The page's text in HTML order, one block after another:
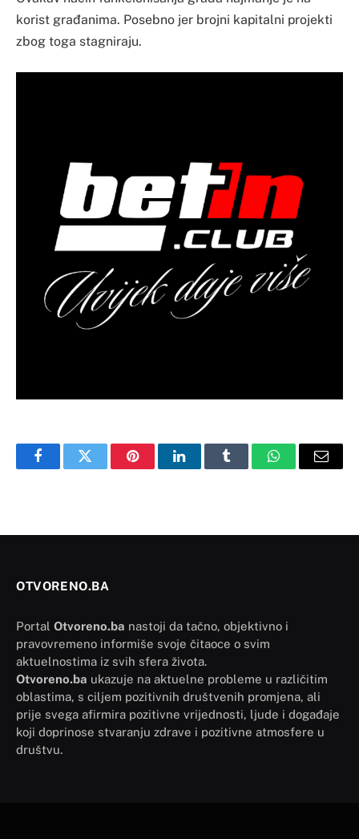
korist građanima. Posebno jer brojni kapitalni projekti
zbog toga stagniraju.
FacebookTwitter PinterestLinkedInTumblr WhatsAppEmail
OTVORENO.BA
Portal Otvoreno.ba nastoji da tačno, objektivno i
pravovremeno informiše svoje čitaoce o svim
aktuelnostima iz svih sfera života.
Otvoreno.ba ukazuje na aktuelne probleme u različitim
oblastima, s ciljem pozitivnih društvenih promjena, ali
prije svega afirmira pozitivne vrijednosti, ljude i događaje
koji doprinose stvaranju zdrave i pozitivne atmosfere u
društvu.